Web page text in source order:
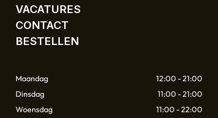
VACATURES
CONTACT
BESTELLEN
Maandag
12:00 - 21:00
Dinsdag
11:00 - 21:00
Woensdag
11:00 - 22:00